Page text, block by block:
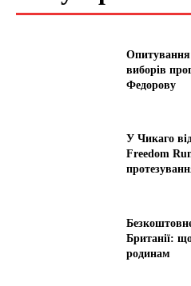
виборів
Федорову
У Чикаго
Freedom
Британії:
родинам